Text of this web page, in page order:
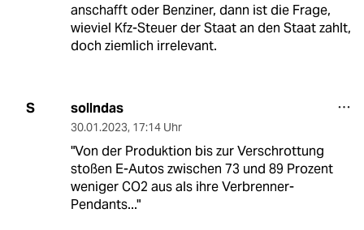
anschafft oder Benziner, dann ist die Frage,
wieviel Kfz-Steuer der Staat an den Staat zahlt,
doch ziemlich irrelevant.
S sollndas
30.01.2023, 17:14 Uhr
"Von der Produktion bis zur Verschrottung
stoßen E-Autos zwischen 73 und 89 Prozent
weniger CO2 aus als ihre Verbrenner-
Pendants..."